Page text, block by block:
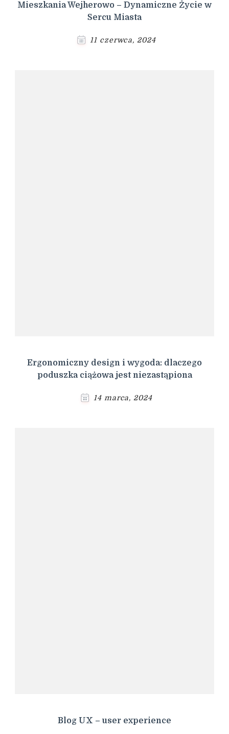
Mieszkania Wejherowo – Dynamiczne Życie w
Sercu Miasta
11 czerwca, 2024
Ergonomiczny design i wygoda: dlaczego
poduszka ciążowa jest niezastąpiona
14 marca, 2024
Blog UX – user experience